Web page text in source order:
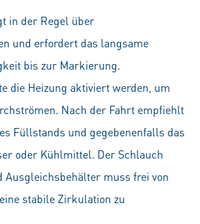
in der Regel über
und erfordert das langsame
bis zur Markierung.
die Heizung aktiviert werden, um
Nach der Fahrt empfiehlt
Füllstands und gegebenenfalls das
oder Kühlmittel. Der Schlauch
Ausgleichsbehälter muss frei von
stabile Zirkulation zu